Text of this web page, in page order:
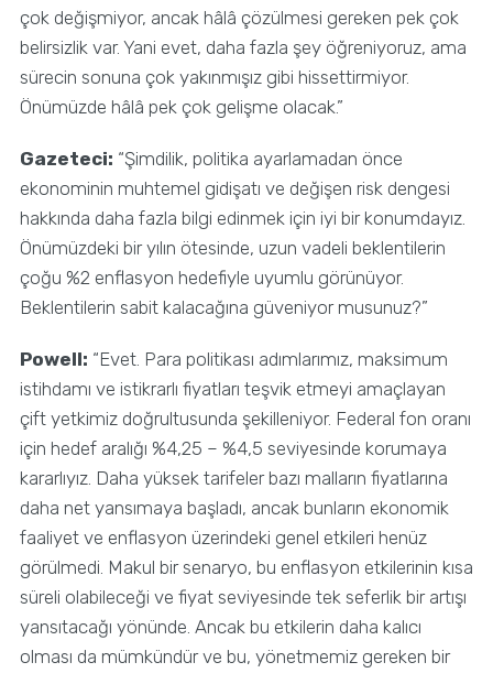
çok değişmiyor, ancak hâlâ çözülmesi gereken pek çok
belirsizlik var. Yani evet, daha fazla şey öğreniyoruz, ama
sürecin sonuna çok yakınmışız gibi hissettirmiyor.
Önümüzde hâlâ pek çok gelişme olacak.”
Gazeteci: “Şimdilik, politika ayarlamadan önce
ekonominin muhtemel gidişatı ve değişen risk dengesi
hakkında daha fazla bilgi edinmek için iyi bir konumdayız.
Önümüzdeki bir yılın ötesinde, uzun vadeli beklentilerin
çoğu %2 enflasyon hedefiyle uyumlu görünüyor.
Beklentilerin sabit kalacağına güveniyor musunuz?”
Powell: “Evet. Para politikası adımlarımız, maksimum
istihdamı ve istikrarlı fiyatları teşvik etmeyi amaçlayan
çift yetkimiz doğrultusunda şekilleniyor. Federal fon oranı
için hedef aralığı %4,25 – %4,5 seviyesinde korumaya
kararlıyız. Daha yüksek tarifeler bazı malların fiyatlarına
daha net yansımaya başladı, ancak bunların ekonomik
faaliyet ve enflasyon üzerindeki genel etkileri henüz
görülmedi. Makul bir senaryo, bu enflasyon etkilerinin kısa
süreli olabileceği ve fiyat seviyesinde tek seferlik bir artışı
yansıtacağı yönünde. Ancak bu etkilerin daha kalıcı
olması da mümkündür ve bu, yönetmemiz gereken bir